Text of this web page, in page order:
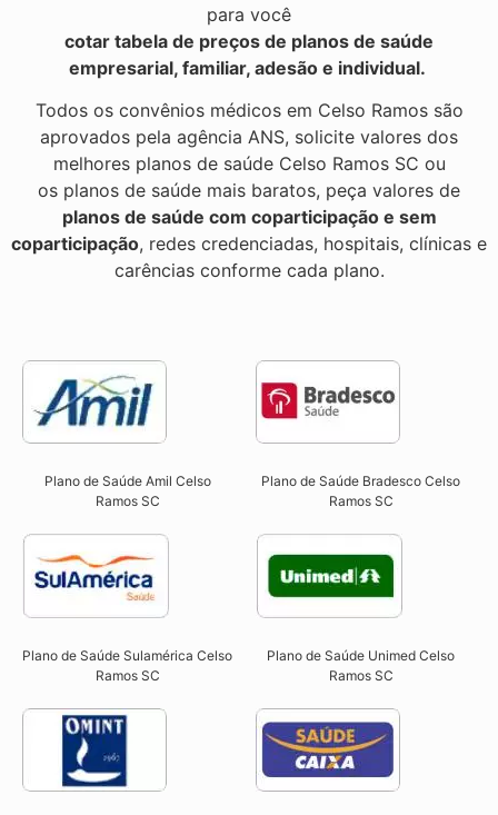
para você
cotar tabela de preços de planos de saúde
empresarial, familiar, adesão e individual.
Todos os convênios médicos em Celso Ramos são
aprovados pela agência ANS, solicite valores dos
melhores planos de saúde Celso Ramos SC ou
os planos de saúde mais baratos, peça valores de
planos de saúde com coparticipação e sem
coparticipação, redes credenciadas, hospitais, clínicas e
carências conforme cada plano.
Plano de Saúde Amil Celso
Ramos SC
Plano de Saúde Bradesco Celso
Ramos SC
Plano de Saúde Sulamérica Celso
Ramos SC
Plano de Saúde Unimed Celso
Ramos SC